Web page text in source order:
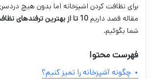
برای نظافت کردن اشپزخانه اما بدون هیچ
مقاله قصد داریم
شما بگوئیم.
فهرست محتوا
چگونه آشپزخانه را تمیز کنیم؟